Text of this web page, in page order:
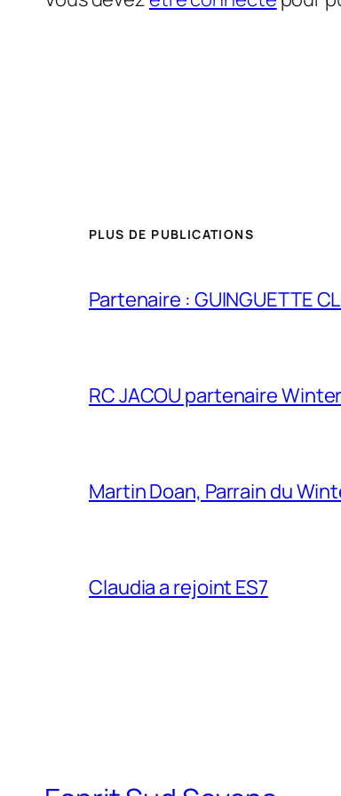
PLUS DE PUBLICATIONS
Partenaire : GUINGUETTE
RC JACOU partenaire
Martin Doan, Parrain du
Claudia a rejoint ES7